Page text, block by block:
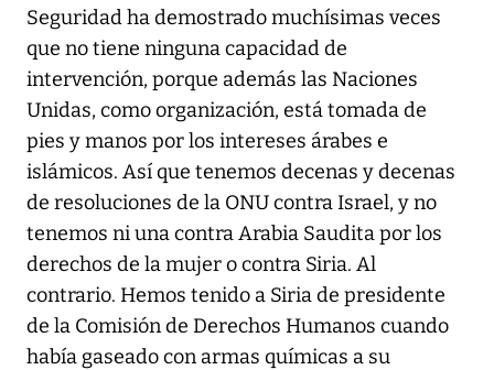
Seguridad ha demostrado muchísimas veces
que no tiene ninguna capacidad de
intervención, porque además las Naciones
Unidas, como organización, está tomada de
pies y manos por los intereses árabes e
islámicos. Así que tenemos decenas y decenas
de resoluciones de la ONU contra Israel, y no
tenemos ni una contra Arabia Saudita por los
derechos de la mujer o contra Siria. Al
contrario. Hemos tenido a Siria de presidente
de la Comisión de Derechos Humanos cuando
había gaseado con armas químicas a su